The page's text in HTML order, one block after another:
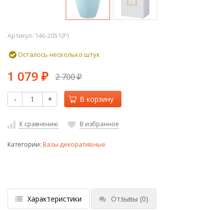
Артикул: 146-2051(P)
Осталось несколько штук
1 079 ₽ 2 700₽
- + В корзину
К сравнению В избранное
Категории: Вазы декоративные
Характеристики Отзывы (0)